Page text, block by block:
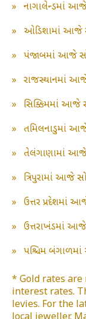
»
નાગાલેન્ડમાં
»
ઓડિશામાં આજે
»
પંજાબમાં આજે
»
રાજસ્થાનમાં
»
સિક્કિમમાં આજે
»
તમિલનાડુમાં
»
તેલંગાણામાં આજે
»
ત્રિપુરામાં આજે
»
ઉત્તર પ્રદેશમાં
»
ઉત્તરાખંડમાં
»
પશ્ચિમ
* Gold rates
interest rates.
levies. For the